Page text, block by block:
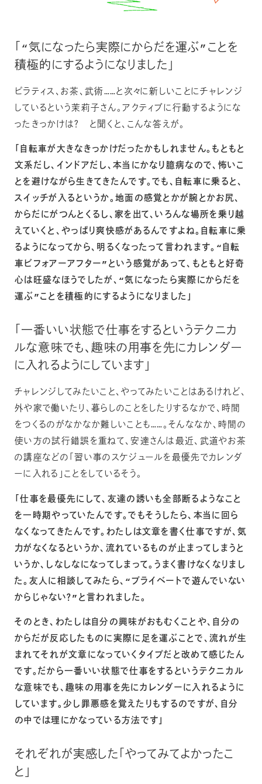
「“気になったら実際にからだを運ぶ”ことを
積極的にするようになりました」
ピラティス、お茶、武術……と次々に新しいことにチャレンジ
しているという茉莉子さん。アクティブに行動するようにな
ったきっかけは？ と聞くと、こんな答えが。
「自転車が大きなきっかけだったかもしれません。もともと
文系だし、インドアだし、本当にかなり臆病なので、怖いこ
とを避けながら生きてきたんです。でも、自転車に乗ると、
スイッチが入るというか。地面の感覚とかが腕とかお尻、
からだにがつんとくるし、家を出て、いろんな場所を乗り越
えていくと、やっぱり爽快感があるんですよね。自転車に乗
るようになってから、明るくなったって言われます。“自転
車ビフォアーアフター”という感覚があって、もともと好奇
心は旺盛なほうでしたが、“気になったら実際にからだを
運ぶ”ことを積極的にするようになりました」
「一番いい状態で仕事をするというテクニカ
ルな意味でも、趣味の用事を先にカレンダー
に入れるようにしています」
チャレンジしてみたいこと、やってみたいことはあるけれど、
外や家で働いたり、暮らしのことをしたりするなかで、時間
をつくるのがなかなか難しいことも……。そんななか、時間の
使い方の試行錯誤を重ねて、安達さんは最近、武道やお茶
の講座などの「習い事のスケジュールを最優先でカレンダ
ーに入れる」ことをしているそう。
「仕事を最優先にして、友達の誘いも全部断るようなこと
を一時期やっていたんです。でもそうしたら、本当に回ら
なくなってきたんです。わたしは文章を書く仕事ですが、気
力がなくなるというか、流れているものが止まってしまうと
いうか、しなしなになってしまって。うまく書けなくなりまし
た。友人に相談してみたら、“プライベートで遊んでいない
からじゃない？”と言われました。
そのとき、わたしは自分の興味がおもむくことや、自分の
からだが反応したものに実際に足を運ぶことで、流れが生
まれてそれが文章になっていくタイプだと改めて感じたん
です。だから一番いい状態で仕事をするというテクニカル
な意味でも、趣味の用事を先にカレンダーに入れるように
しています。少し罪悪感を覚えたりもするのですが、自分
の中では理にかなっている方法です」
それぞれが実感した「やってみてよかったこ
と」